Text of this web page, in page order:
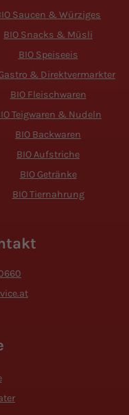
Saucen & Würziges
BIO Snacks & Müsli
BIO Speiseeis
& Direktvermarkter
BIO Fleischwaren
Teigwaren & Nudeln
BIO Backwaren
BIO Aufstriche
BIO Getränke
BIO Tiernahrung